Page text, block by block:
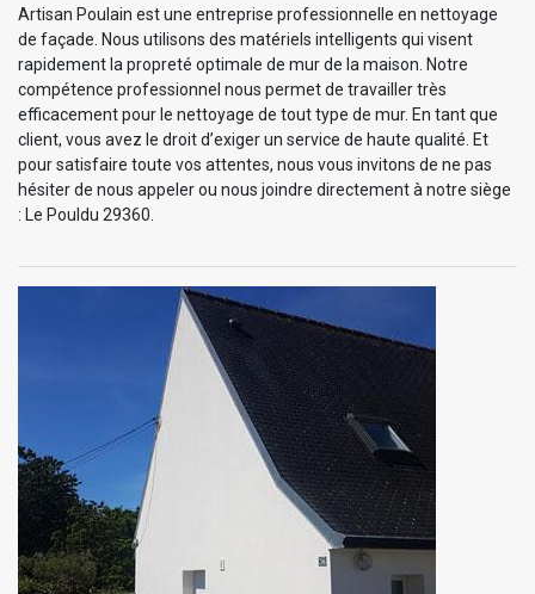
Artisan Poulain est une entreprise professionnelle en nettoyage
de façade. Nous utilisons des matériels intelligents qui visent
rapidement la propreté optimale de mur de la maison. Notre
compétence professionnel nous permet de travailler très
efficacement pour le nettoyage de tout type de mur. En tant que
client, vous avez le droit d’exiger un service de haute qualité. Et
pour satisfaire toute vos attentes, nous vous invitons de ne pas
hésiter de nous appeler ou nous joindre directement à notre siège
: Le Pouldu 29360.